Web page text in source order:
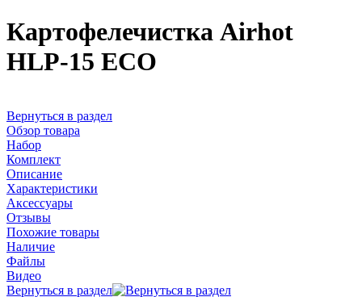
Картофелечистка Airhot
HLP-15 ECO
Вернуться в раздел
Обзор товара
Набор
Комплект
Описание
Характеристики
Аксессуары
Отзывы
Похожие товары
Наличие
Файлы
Видео
Вернуться в раздел